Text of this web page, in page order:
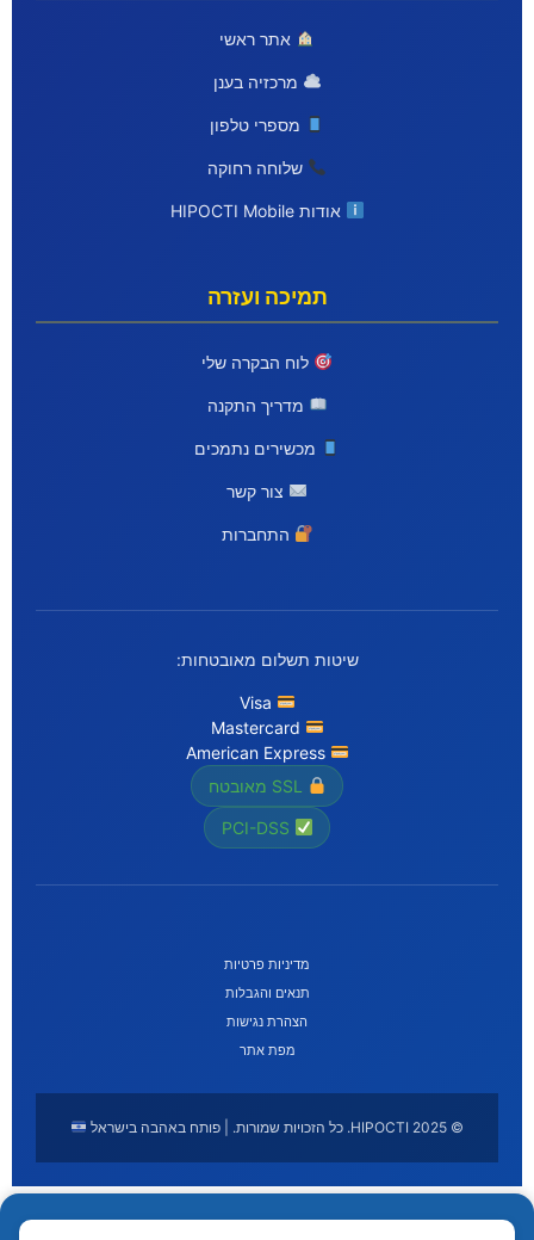
אתר ראשי
מרכזיה בענן
מספרי טלפון
שלוחה רחוקה
אודות HIPOCTI Mobile
תמיכה ועזרה
לוח הבקרה שלי
מדריך התקנה
מכשירים נתמכים
צור קשר
התחברות
שיטות תשלום מאובטחות:
American Express
מדיניות פרטיות
תנאים והגבלות
הצהרת נגישות
מפת אתר
© 2025 HIPOCTI. כל הזכויות שמורות. | פותח באהבה בישראל